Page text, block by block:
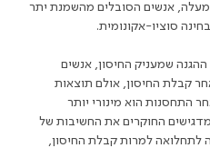
לאחר התחסנות: בני 60 ומעלה, אנשים הסובלים מהשמנת יתר
סוציו-אקונומית.
ההגנה שמעניק החיסון, אנשים
עדיין חולים בקוביד 19 לאחר קבלת החיסון, אולם תוצאות
התחסנות הוא מינורי יותר
החוקרים את החשיבות של
לתחלואה למרות קבלת החיסון,